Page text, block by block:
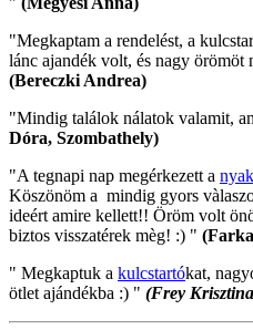
"Megkaptam a rendelést, a
lánc ajandék volt, és nagy
(Bereczki Andrea)
"Mindig találok nálatok valamit,
Dóra, Szombathely)
"A tegnapi nap megérkezett a
Köszönöm a mindig gyors
ideért amire kellett!! Öröm volt
biztos visszatérek mèg! :) "
" Megkaptuk a kulcstartókat,
ötlet ajándékba :) " (Frey